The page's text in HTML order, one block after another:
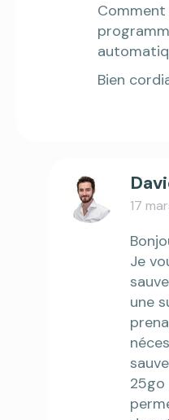
Bien
says:
17
Je
une
25go